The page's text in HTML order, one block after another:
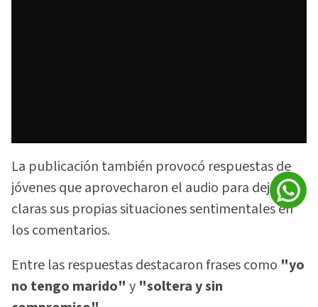
La publicación también provocó respuestas de
jóvenes que aprovecharon el audio para dejar
claras sus propias situaciones sentimentales en
los comentarios.
Entre las respuestas destacaron frases como "yo
no tengo marido" y "soltera y sin